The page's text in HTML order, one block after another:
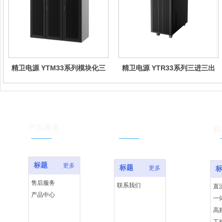
精卫电源 YTM33系列模块化三
精卫电源 YTR33系列三进三出
标题 更多
售后服务
产品中心
标题 更多
联系我们
直
一
高